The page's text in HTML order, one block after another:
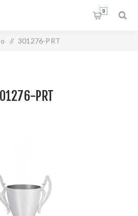
0
/ 301276-PRT
PRT